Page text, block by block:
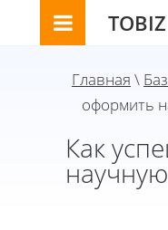
TOBIZ
Главная \
оформить
Как